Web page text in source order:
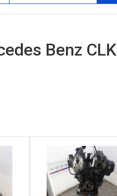
Benz CLK